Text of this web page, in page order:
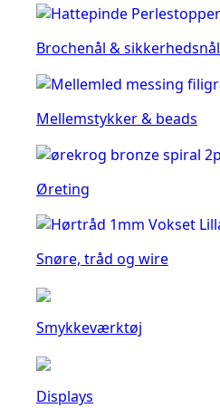
Brochenål & sikkerhedsnål
Mellemstykker & beads
Øreting
Snøre, tråd og wire
Smykkeværktøj
Displays